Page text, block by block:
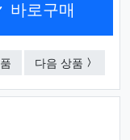
바로구매
버터플라이 골드
다음 상품 썬라이